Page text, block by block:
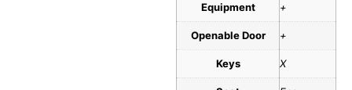
Equipment +
Openable Door +
Keys X